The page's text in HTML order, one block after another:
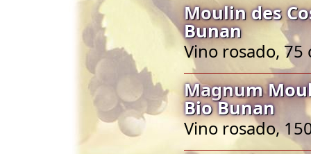
Moulin des
Bunan
Vino rosado, 75
Magnum
Bio Bunan
Vino rosado,